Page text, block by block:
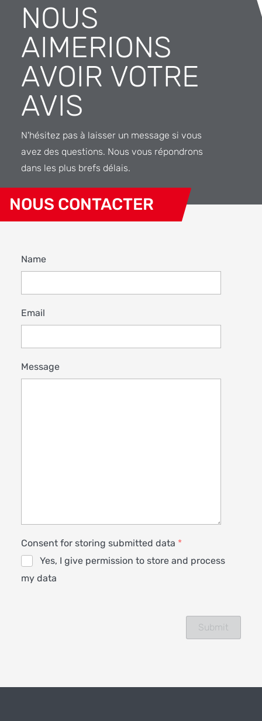
NOUS
AIMERIONS
AVOIR VOTRE
AVIS
N'hésitez pas à laisser un message si vous
avez des questions. Nous vous répondrons
dans les plus brefs délais.
NOUS CONTACTER
Name
Email
Message
Consent for storing submitted data *
Yes, I give permission to store and process
my data